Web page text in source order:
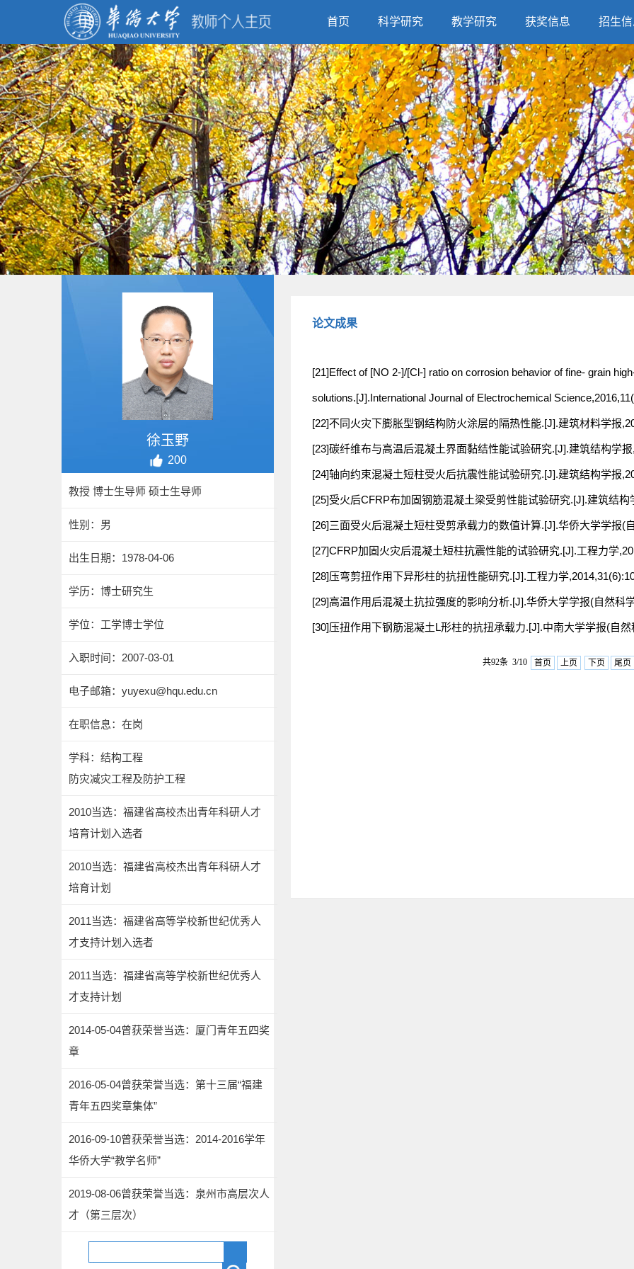
首页 科学研究 教学研究 获奖信息 招生
徐玉野
200
教授 博士生导师 硕士生导师
性别：男
出生日期：1978-04-06
学历：博士研究生
学位：工学博士学位
入职时间：2007-03-01
电子邮箱： yuyexu@hqu.edu.cn
在职信息：在岗
学科：结构工程
防灾减灾工程及防护工程
2010当选：福建省高校杰出青年科研人才
培育计划入选者
2010当选：福建省高校杰出青年科研人才
培育计划
2011当选：福建省高等学校新世纪优秀人
才支持计划入选者
2011当选：福建省高等学校新世纪优秀人
才支持计划
2014-05-04曾获荣誉当选：厦门青年五四奖
章
2016-05-04曾获荣誉当选：第十三届“福建
青年五四奖章集体”
2016-09-10曾获荣誉当选：2014-2016学年
华侨大学“教学名师”
2019-08-06曾获荣誉当选：泉州市高层次人
才（第三层次）
论文成果
[21]Effect of [NO 2-]/[Cl-] ratio on corrosion behavior of fine- grain
solutions.[J].International Journal of Electrochemical
[22]不同火灾下膨胀型钢结构防火涂层的隔热性能.[J].建筑材料学报
[23]碳纤维布与高温后混凝土界面黏结性能试验研究.[J].建筑结构学
[24]轴向约束混凝土短柱受火后抗震性能试验研究.[J].建筑结构学报
[25]受火后CFRP布加固钢筋混凝土梁受剪性能试验研究.[J].建筑结构
[26]三面受火后混凝土短柱受剪承载力的数值计算.[J].华侨大学学报(
[27]CFRP加固火灾后混凝土短柱抗震性能的试验研究.[J].工程力学
[28]压弯剪扭作用下异形柱的抗扭性能研究.[J].工程力学
[29]高温作用后混凝土抗拉强度的影响分析.[J].华侨大学学报(自然科
[30]压扭作用下钢筋混凝土L形柱的抗扭承载力.[J].中南大学学报(自
共92条 3/10 首页 上页 下页 尾页